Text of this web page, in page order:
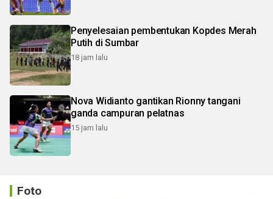
Penyelesaian pembentukan Kopdes Merah
Putih di Sumbar
18 jam lalu
Nova Widianto gantikan Rionny tangani
ganda campuran pelatnas
15 jam lalu
Foto